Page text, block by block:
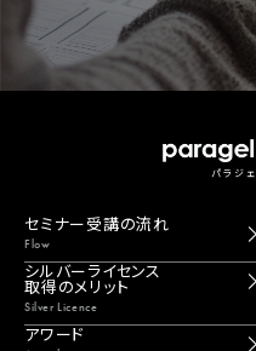
パラジ
セミナー受講の流れ
Flow
シルバーライセンス
取得のメリット
Silver Licence
アワード